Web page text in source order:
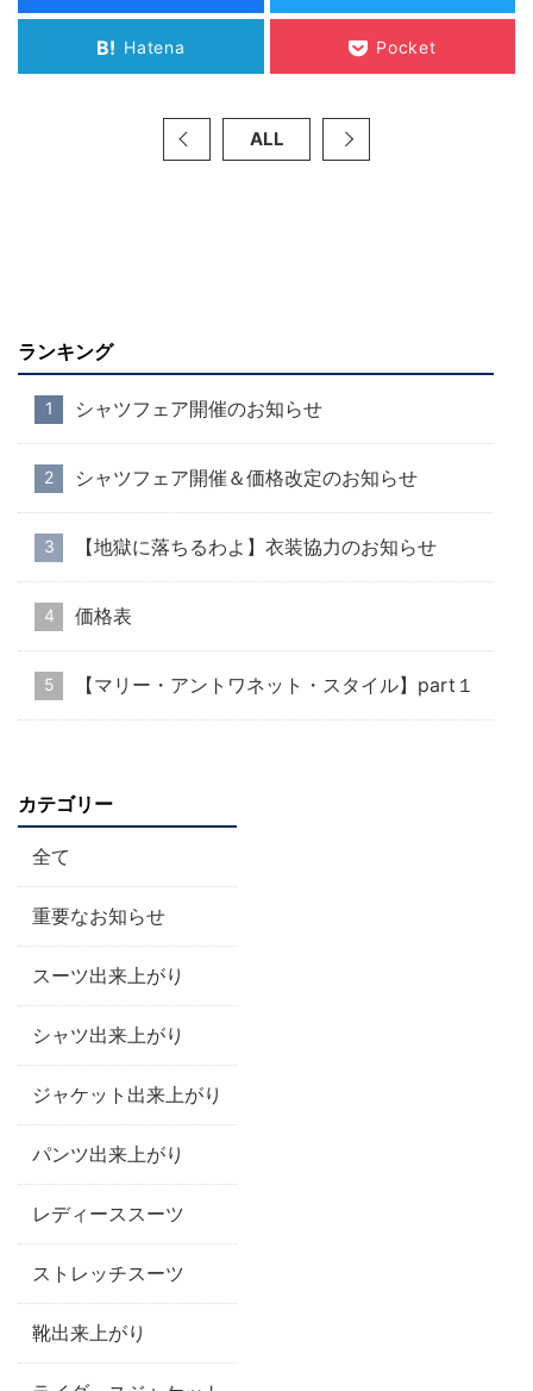
B! Hatena Pocket
ALL
ランキング
シャツフェア開催のお知らせ
シャツフェア開催＆価格改定のお知らせ
【地獄に落ちるわよ】衣装協力のお知らせ
価格表
【マリー・アントワネット・スタイル】part１
カテゴリー
全て
重要なお知らせ
スーツ出来上がり
シャツ出来上がり
ジャケット出来上がり
パンツ出来上がり
レディーススーツ
ストレッチスーツ
靴出来上がり